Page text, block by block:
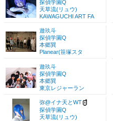
探偵学園Q
天草流(リュウ)
KAWAGUCHI ART FA
遊玖斗
探偵学園Q
本郷巽
Planear(笹塚スタ
遊玖斗
探偵学園Q
本郷巽
東京レジャーラン
弥@イナ天とWT
探偵学園Q
天草流(リュウ)